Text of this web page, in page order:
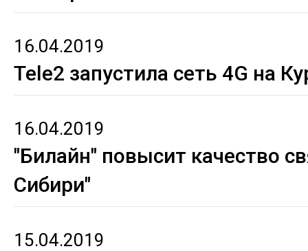
16.04.2019
Tele2 запустила сеть 4G на
16.04.2019
"Билайн" повысит качество
Сибири"
15.04.2019